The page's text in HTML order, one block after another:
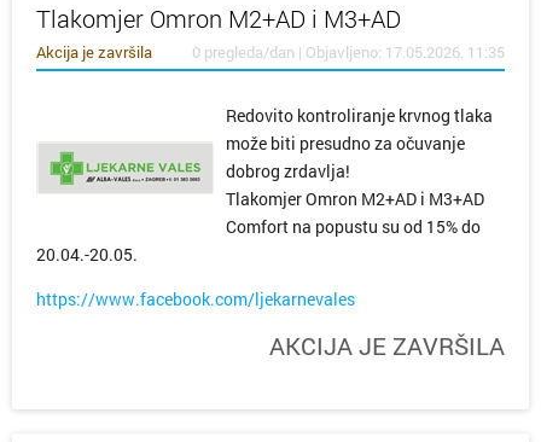
Tlakomjer Omron M2+AD i M3+AD
Akcija je završila 0 pregleda/dan | Objavljeno: 17.05.2026. 11:35
Redovito kontroliranje krvnog tlaka
može biti presudno za očuvanje
dobrog zrdavlja!
Tlakomjer Omron M2+AD i M3+AD
Comfort na popustu su od 15% do
20.04.-20.05.
https://www.facebook.com/ljekarnevales
AKCIJA JE ZAVRŠILA